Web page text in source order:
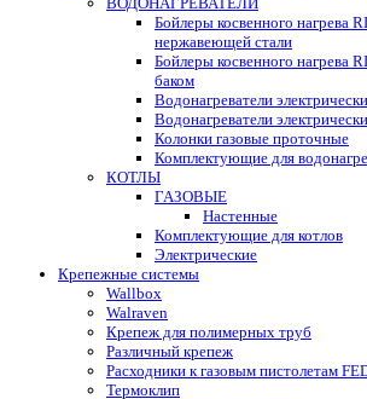
Бойлеры косвенного нагрева
нержавеющей стали
Бойлеры косвенного нагрева
баком
Водонагреватели
Водонагреватели
Колонки газовые проточные
Комплектующие для
КОТЛЫ
ГАЗОВЫЕ
Настенные
Комплектующие для котлов
Электрические
Крепежные системы
Wallbox
Walraven
Крепеж для полимерных труб
Различный крепеж
Расходники к газовым пистолетам
Термоклип